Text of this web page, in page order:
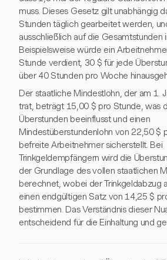
muss. Dieses Gesetz gilt unabhängig
Stunden täglich gearbeitet werden,
ausschließlich auf die Gesamtstunden
Beispielsweise würde ein
Stunde verdient, 30 $ für jede
über 40 Stunden pro Woche
Der staatliche Mindestlohn, der am 1.
trat, beträgt 15,00 $ pro Stunde, was
Überstunden beeinflusst und einen
Mindestüberstundenlohn von 22,50 $
befreite Arbeitnehmer sicherstellt. Bei
Trinkgeldempfängern wird die
der Grundlage des vollen staatlichen
berechnet, wobei der Trinkgeldabzug
einen endgültigen Satz von 14,25 $
bestimmen. Das Verständnis dieser
entscheidend für die Einhaltung und